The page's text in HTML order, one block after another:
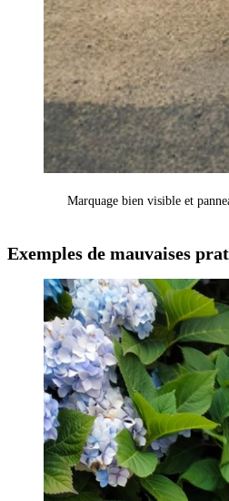
Marquage bien visible et
Exemples de mauvaises